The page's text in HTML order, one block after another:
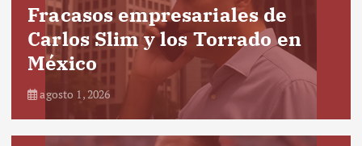
Fracasos empresariales de
Carlos Slim y los Torrado en
México
agosto 1, 2026